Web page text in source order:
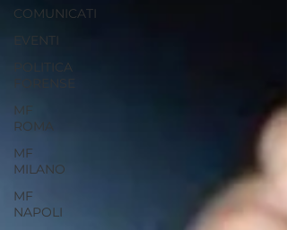
COMUNICATI
EVENTI
POLITICA
FORENSE
MF
ROMA
MF
MILANO
MF
NAPOLI